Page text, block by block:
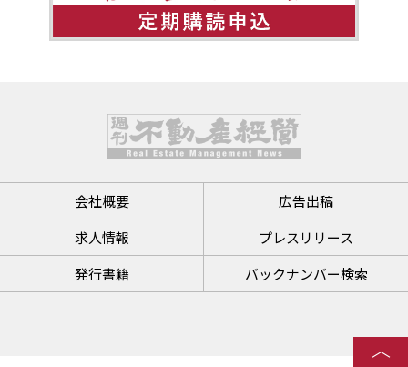
会社概要
広告出稿
求人情報
プレスリリース
発行書籍
バックナンバー検索